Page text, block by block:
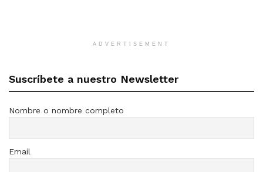
ADVERTISEMENT
Suscríbete a nuestro Newsletter
Nombre o nombre completo
Email